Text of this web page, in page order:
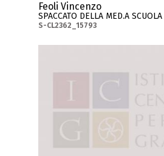
Feoli Vincenzo
SPACCATO DELLA MED.A
S-CL2362_15793